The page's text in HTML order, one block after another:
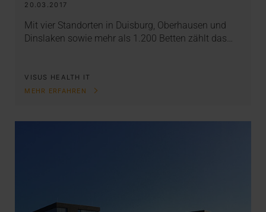
20.03.2017
Mit vier Standorten in Duisburg, Oberhausen und
Dinslaken sowie mehr als 1.200 Betten zählt das…
VISUS HEALTH IT
MEHR ERFAHREN